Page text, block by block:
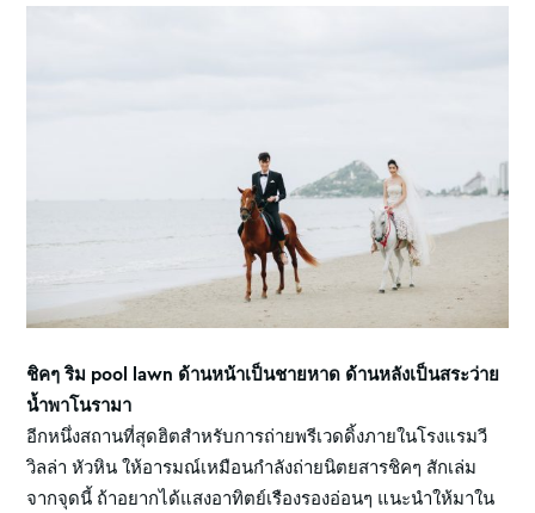
ชิคๆ ริม pool lawn ด้านหน้าเป็นชายหาด ด้านหลังเป็นสระว่าย
น้ำพาโนรามา
อีกหนึ่งสถานที่สุดฮิตสำหรับการถ่ายพรีเวดดิ้งภายในโรงแรมวี
วิลล่า หัวหิน ให้อารมณ์เหมือนกำลังถ่ายนิตยสารชิคๆ สักเล่ม
จากจุดนี้ ถ้าอยากได้แสงอาทิตย์เรืองรองอ่อนๆ แนะนำให้มาใน